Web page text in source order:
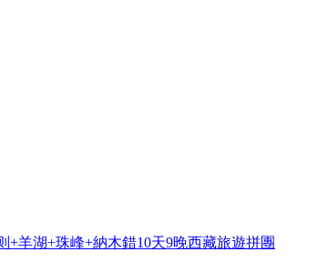
羊湖+珠峰+納木錯10天9晚西藏旅遊拼團